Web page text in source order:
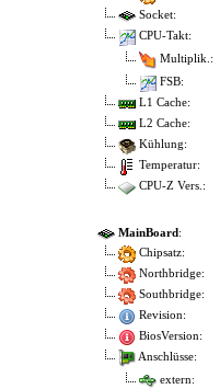
Socket:
CPU-Takt:
Multiplik.:
FSB:
L1 Cache:
L2 Cache:
Kühlung:
Temperatur:
CPU-Z Vers.:
MainBoard:
Chipsatz:
Northbridge:
Southbridge:
Revision:
BiosVersion:
Anschlüsse:
extern: